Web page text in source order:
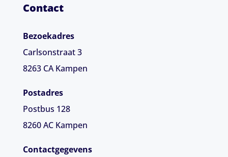
Contact
Bezoekadres
Carlsonstraat 3
8263 CA Kampen
Postadres
Postbus 128
8260 AC Kampen
Contactgegevens